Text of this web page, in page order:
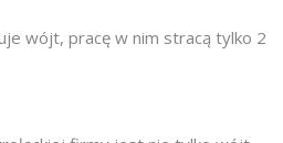
wójt, pracę w nim stracą tylko 2